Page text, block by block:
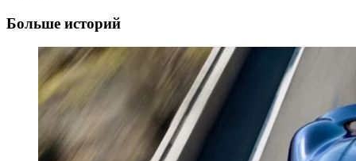
Больше историй